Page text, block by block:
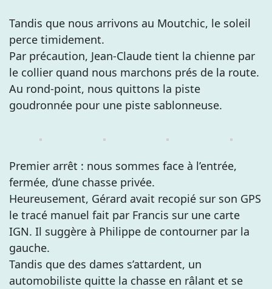
Tandis que nous arrivons au Moutchic, le soleil
perce timidement.
Par précaution, Jean-Claude tient la chienne par
le collier quand nous marchons prés de la route.
Au rond-point, nous quittons la piste
goudronnée pour une piste sablonneuse.
Premier arrêt : nous sommes face à l’entrée,
fermée, d’une chasse privée.
Heureusement, Gérard avait recopié sur son GPS
le tracé manuel fait par Francis sur une carte
IGN. Il suggère à Philippe de contourner par la
gauche.
Tandis que des dames s’attardent, un
automobiliste quitte la chasse en râlant et se